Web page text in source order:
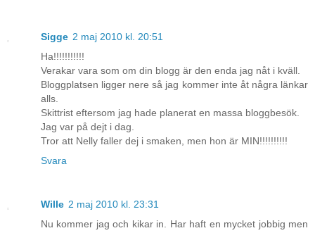
Sigge 2 maj 2010 kl. 20:51
Ha!!!!!!!!!!!
Verakar vara som om din blogg är den enda jag nåt i kväll.
Bloggplatsen ligger nere så jag kommer inte åt några länkar
alls.
Skittrist eftersom jag hade planerat en massa bloggbesök.
Jag var på dejt i dag.
Tror att Nelly faller dej i smaken, men hon är MIN!!!!!!!!!!
Svara
Wille 2 maj 2010 kl. 23:31
Nu kommer jag och kikar in. Har haft en mycket jobbig men